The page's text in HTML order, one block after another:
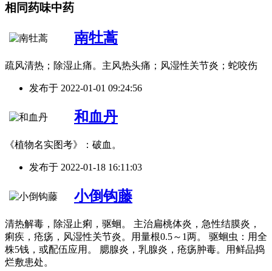
相同药味中药
南牡蒿
疏风清热；除湿止痛。主风热头痛；风湿性关节炎；蛇咬伤
发布于 2022-01-01 09:24:56
和血丹
《植物名实图考》：破血。
发布于 2022-01-18 16:11:03
小倒钩藤
清热解毒，除湿止痢，驱蛔。 主治扁桃体炎，急性结膜炎，
痢疾，疮疡，风湿性关节炎。用量根0.5～1两。 驱蛔虫：用全
株5钱，或配伍应用。 腮腺炎，乳腺炎，疮疡肿毒。用鲜品捣
烂敷患处。